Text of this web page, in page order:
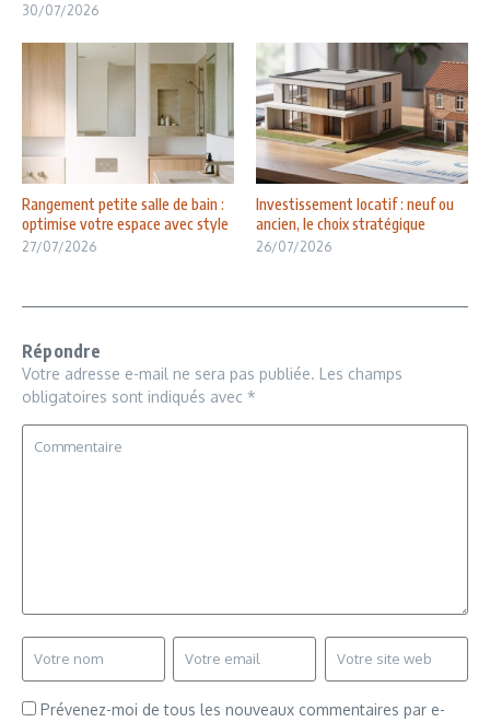
30/07/2026
Rangement petite salle de bain :
optimise votre espace avec style
27/07/2026
Investissement locatif : neuf ou
ancien, le choix stratégique
26/07/2026
Répondre
Votre adresse e-mail ne sera pas publiée. Les champs
obligatoires sont indiqués avec *
Prévenez-moi de tous les nouveaux commentaires par e-